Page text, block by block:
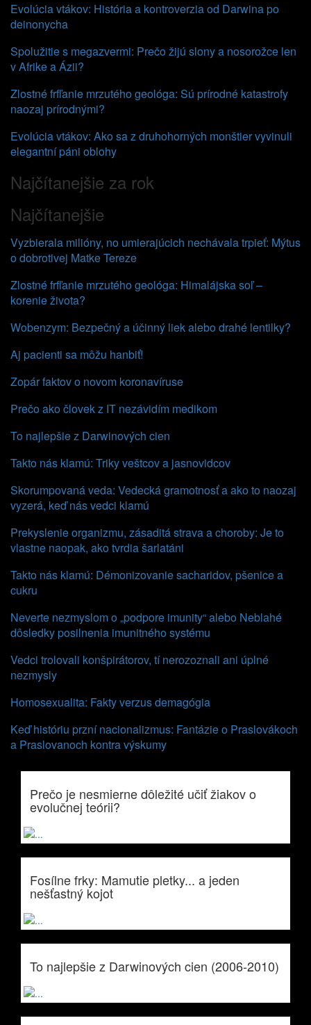
Evolúcia vtákov: História a kontroverzia od Darwina po
deinonycha
Spolužitie s megazvermi: Prečo žijú slony a nosorožce len
v Afrike a Ázii?
Zlostné frfľanie mrzutého geológa: Sú prírodné katastrofy
naozaj prírodnými?
Evolúcia vtákov: Ako sa z druhohorných monštier vyvinuli
elegantní páni oblohy
Najčítanejšie za rok
Najčítanejšie
Vyzbierala milióny, no umierajúcich nechávala trpieť: Mýtus
o dobrotivej Matke Tereze
Zlostné frfľanie mrzutého geológa: Himalájska soľ –
korenie života?
Wobenzym: Bezpečný a účinný liek alebo drahé lentilky?
Aj pacienti sa môžu hanbiť!
Zopár faktov o novom koronavíruse
Prečo ako človek z IT nezávidím medikom
To najlepšie z Darwinových cien
Takto nás klamú: Triky veštcov a jasnovidcov
Skorumpovaná veda: Vedecká gramotnosť a ako to naozaj
vyzerá, keď nás vedci klamú
Prekyslenie organizmu, zásaditá strava a choroby: Je to
vlastne naopak, ako tvrdia šarlatáni
Takto nás klamú: Démonizovanie sacharidov, pšenice a
cukru
Neverte nezmyslom o „podpore imunity“ alebo Neblahé
dôsledky posilnenia imunitného systému
Vedci trolovali konšpirátorov, tí nerozoznali ani úplné
nezmysly
Homosexualita: Fakty verzus demagógia
Keď históriu przní nacionalizmus: Fantázie o Praslovákoch
a Praslovanoch kontra výskumy
Prečo je nesmierne dôležité učiť žiakov o
evolučnej teórii?
Fosílne frky: Mamutie pletky... a jeden
nešťastný kojot
To najlepšie z Darwinových cien (2006-2010)